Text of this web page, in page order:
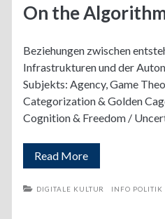
On the
Beziehungen zwischen
Infrastrukturen und der
Subjekts: Agency, Game
Categorization & Golden
Cognition & Freedom /
Read MoreOn
DIGITALE KULTUR INFO POLITIK